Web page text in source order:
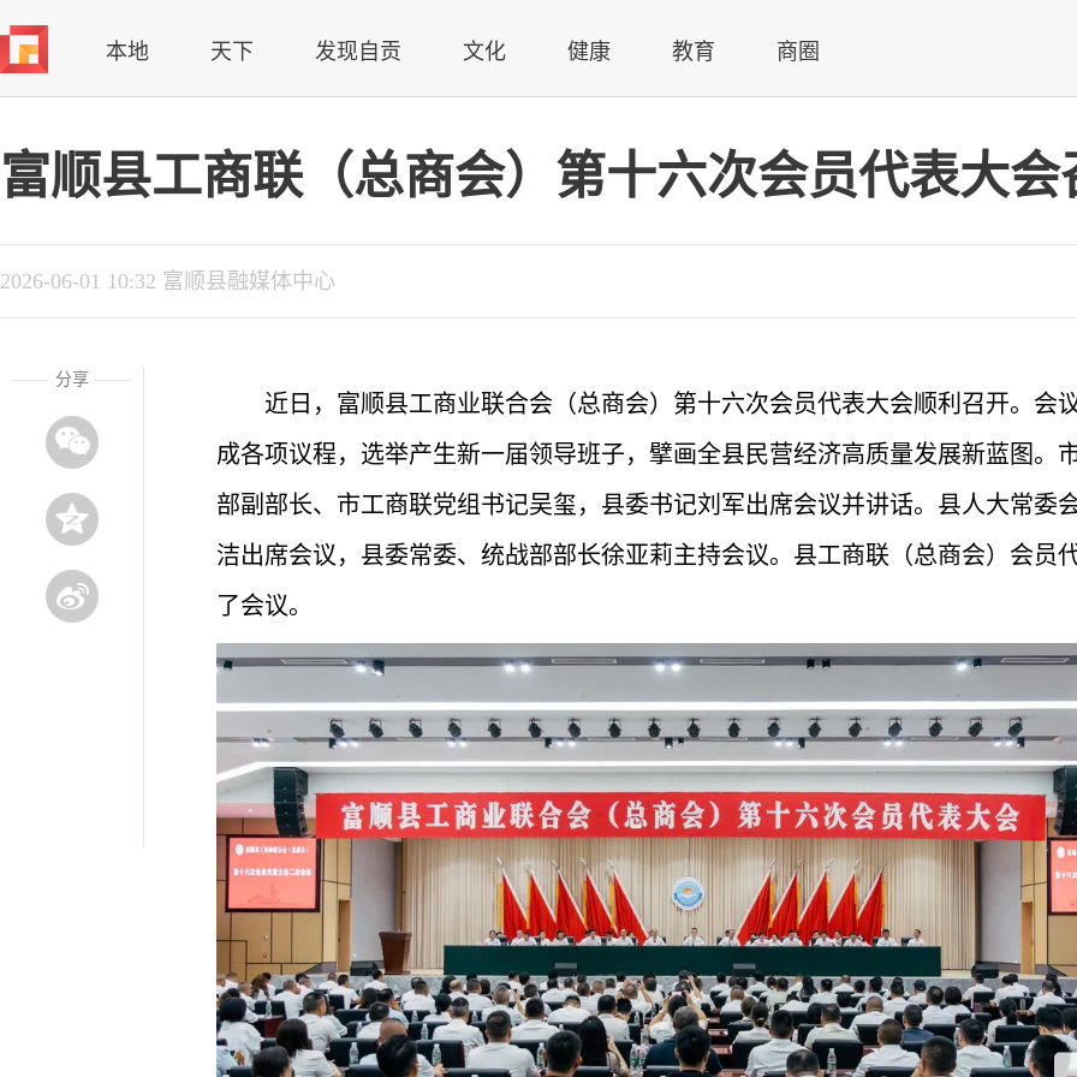
本地 天下 发现自贡 文化 健康 教育 商圈
富顺县工商联（总商会）第十六次会员代表大会
2026-06-01 10:32 富顺县融媒体中心
分享
近日，富顺县工商业联合会（总商会）第十六次会员代表大会顺利召开。会
成各项议程，选举产生新一届领导班子，擘画全县民营经济高质量发展新蓝图。
部副部长、市工商联党组书记吴玺，县委书记刘军出席会议并讲话。县人大常委
洁出席会议，县委常委、统战部部长徐亚莉主持会议。县工商联（总商会）会员
了会议。